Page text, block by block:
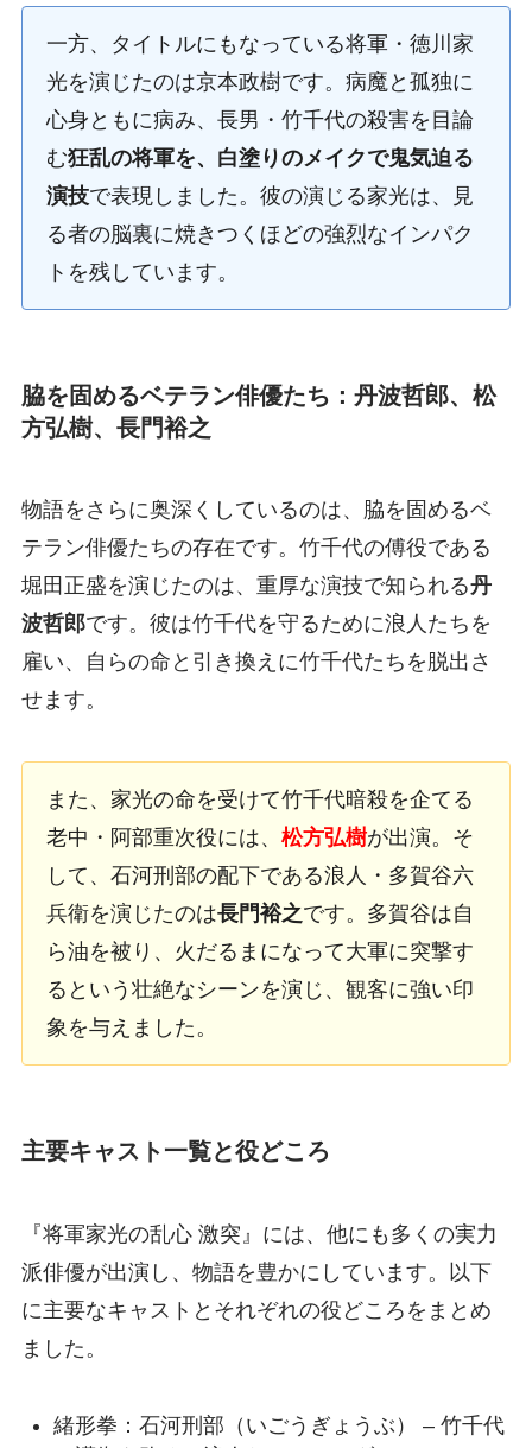
一方、タイトルにもなっている将軍・徳川家
光を演じたのは京本政樹です。病魔と孤独に
心身ともに病み、長男・竹千代の殺害を目論
む狂乱の将軍を、白塗りのメイクで鬼気迫る
演技で表現しました。彼の演じる家光は、見
る者の脳裏に焼きつくほどの強烈なインパク
トを残しています。
脇を固めるベテラン俳優たち：丹波哲郎、松
方弘樹、長門裕之
物語をさらに奥深くしているのは、脇を固めるベ
テラン俳優たちの存在です。竹千代の傅役である
堀田正盛を演じたのは、重厚な演技で知られる丹
波哲郎です。彼は竹千代を守るために浪人たちを
雇い、自らの命と引き換えに竹千代たちを脱出さ
せます。
また、家光の命を受けて竹千代暗殺を企てる
老中・阿部重次役には、 松方弘樹が出演。そ
して、石河刑部の配下である浪人・多賀谷六
兵衛を演じたのは長門裕之です。多賀谷は自
ら油を被り、火だるまになって大軍に突撃す
るという壮絶なシーンを演じ、観客に強い印
象を与えました。
主要キャスト一覧と役どころ
『将軍家光の乱心 激突』には、他にも多くの実力
派俳優が出演し、物語を豊かにしています。以下
に主要なキャストとそれぞれの役どころをまとめ
ました。
緒形拳：石河刑部（いごうぎょうぶ） – 竹千代